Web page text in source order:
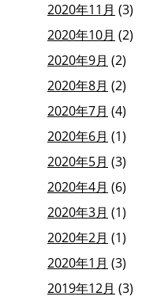
2020年11月 (3)
2020年10月 (2)
2020年9月 (2)
2020年8月 (2)
2020年7月 (4)
2020年6月 (1)
2020年5月 (3)
2020年4月 (6)
2020年3月 (1)
2020年2月 (1)
2020年1月 (3)
2019年12月 (3)